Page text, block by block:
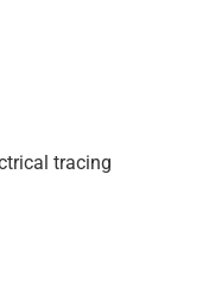
tracing